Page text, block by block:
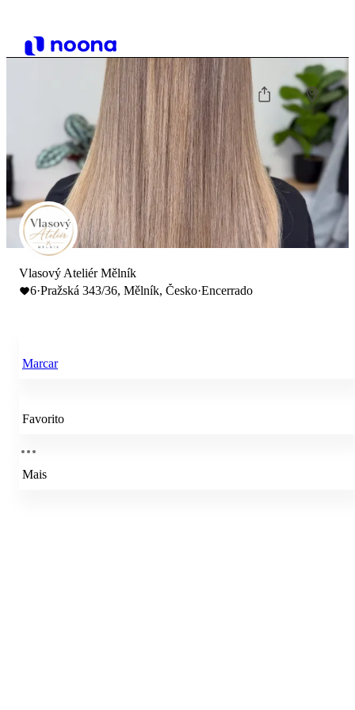
Vlasový Ateliér Mělník
6·Pražská 343/36, Mělník, Česko·Encerrado
Marcar
Favorito
Mais